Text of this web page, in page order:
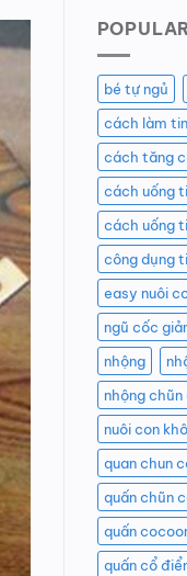
Viết
bé tự ngủ
cách làm
cách tăng
cách uống
cách uống
công dụng
easy nuôi
ngũ cốc
nhộng
nhộng
nuôi con
quan chun
quấn chũn
quấn
quấn cổ